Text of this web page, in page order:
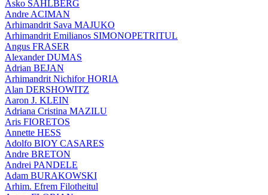
Asko SAHLBERG
Andre ACIMAN
Arhimandrit Sava MAJUKO
Arhimandrit Emilianos SIMONOPETRITUL
Angus FRASER
Alexander DUMAS
Adrian BEJAN
Arhimandrit Nichifor HORIA
Alan DERSHOWITZ
Aaron J. KLEIN
Adriana Cristina MAZILU
Aris FIORETOS
Annette HESS
Adolfo BIOY CASARES
Andre BRETON
Andrei PANDELE
Adam BURAKOWSKI
Arhim. Efrem Filotheitul